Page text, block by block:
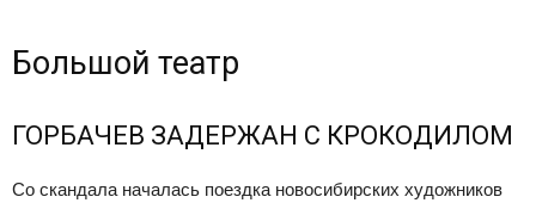
Большой театр
ГОРБАЧЕВ ЗАДЕРЖАН С КРОКОДИЛОМ
Со скандала началась поездка новосибирских художников